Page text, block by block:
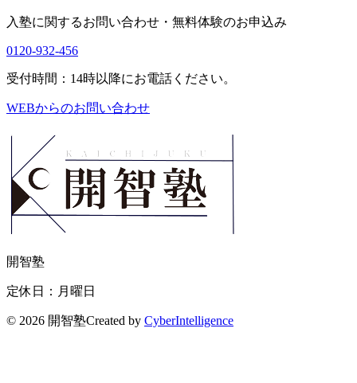
入塾に関するお問い合わせ・ 無料体験のお申込み
0120-932-456
受付時間：14時以降にお電話ください。
WEBからのお問い合わせ
開智塾
定休日：月曜日
© 2026 開智塾Created by CyberIntelligence